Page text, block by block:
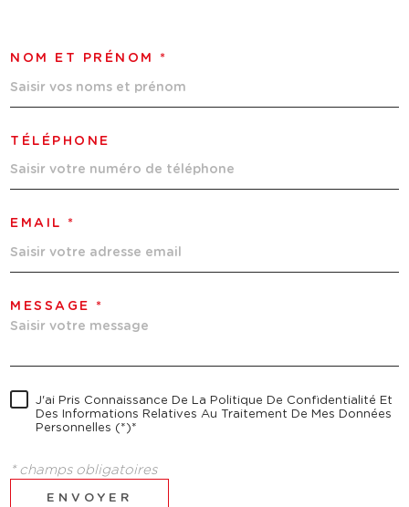
NOM ET PRÉNOM *
TÉLÉPHONE
EMAIL *
MESSAGE *
J'ai Pris Connaissance De La Politique De Confidentialité Et
Des Informations Relatives Au Traitement De Mes Données
Personnelles (*)*
* champs obligatoires
ENVOYER